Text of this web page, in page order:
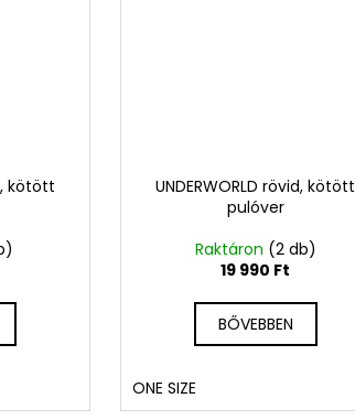
kötött
UNDERWORLD rövid, kötött
pulóver
Raktáron (2 db)
19 990 Ft
BŐVEBBEN
ONE SIZE